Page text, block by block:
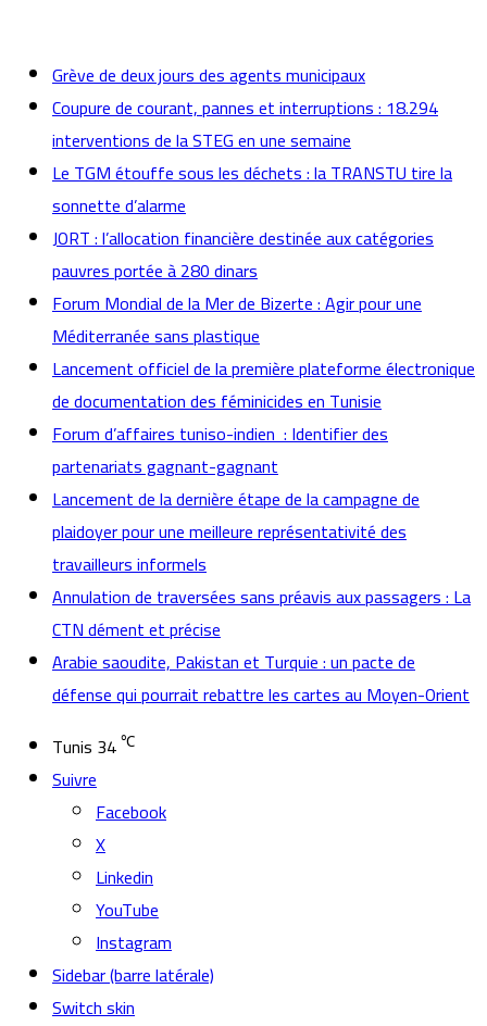
Grève de deux jours des agents municipaux
Coupure de courant, pannes et interruptions : 18.294
interventions de la STEG en une semaine
Le TGM étouffe sous les déchets : la TRANSTU tire la
sonnette d’alarme
JORT : l’allocation financière destinée aux catégories
pauvres portée à 280 dinars
Forum Mondial de la Mer de Bizerte : Agir pour une
Méditerranée sans plastique
Lancement officiel de la première plateforme électronique
de documentation des féminicides en Tunisie
Forum d’affaires tuniso-indien : Identifier des
partenariats gagnant-gagnant
Lancement de la dernière étape de la campagne de
plaidoyer pour une meilleure représentativité des
travailleurs informels
Annulation de traversées sans préavis aux passagers : La
CTN dément et précise
Arabie saoudite, Pakistan et Turquie : un pacte de
défense qui pourrait rebattre les cartes au Moyen-Orient
Tunis 34℃
Suivre
Facebook
X
Linkedin
YouTube
Instagram
Sidebar (barre latérale)
Switch skin